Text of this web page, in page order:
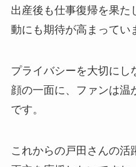
出産後も仕事復帰を果た
動にも期待が高まってい
プライバシーを大切にし
顔の一面に、ファンは温
です。
これからの戸田さんの活